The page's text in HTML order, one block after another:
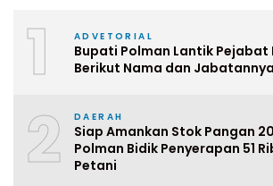
1 ADVETORIAL
Bupati Polman Lantik Pejabat
Berikut Nama dan Jabatannya
2 DAERAH
Siap Amankan Stok Pangan
Polman Bidik Penyerapan 51
Petani